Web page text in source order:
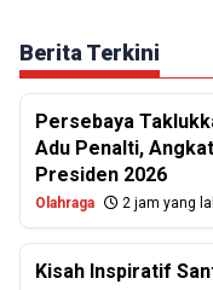
Berita Terkini
Persebaya
Adu Penalti,
Presiden 2026
Olahraga 2 jam yang
Kisah Inspiratif